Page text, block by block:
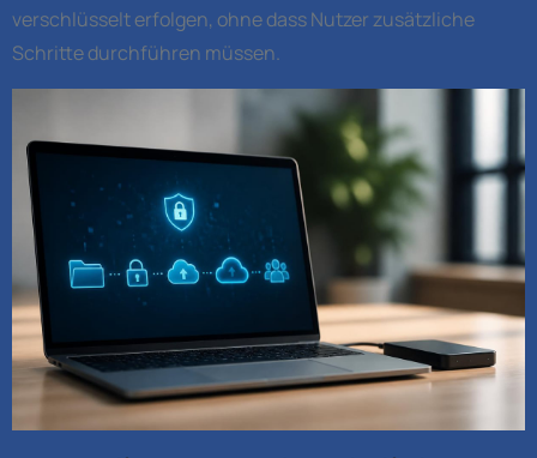
verschlüsselt erfolgen, ohne dass Nutzer zusätzliche
Schritte durchführen müssen.